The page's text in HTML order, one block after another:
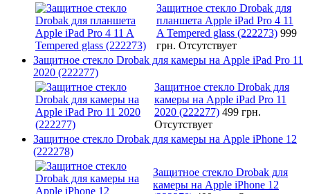
Защитное стекло Drobak для
планшета Apple iPad Pro 4 11
A Tempered glass (222273) 999
грн. Отсутствует
Защитное стекло Drobak для камеры на Apple iPad Pro 11
2020 (222277)
Защитное стекло Drobak для
камеры на Apple iPad Pro 11
2020 (222277) 499 грн.
Отсутствует
Защитное стекло Drobak для камеры на Apple iPhone 12
(222278)
Защитное стекло Drobak для
камеры на Apple iPhone 12